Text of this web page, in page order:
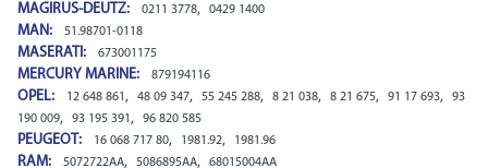
MAGIRUS-DEUTZ: 0211 3778, 0429 1400
MAN: 51.98701-0118
MASERATI: 673001175
MERCURY MARINE: 879194116
OPEL: 12 648 861 , 48 09 347, 55 245 288, 8 21 038, 8 21 675, 91 17 693,
93
190 009, 93 195 391 , 96 820 585
PEUGEOT: 16 068 717 80, 1981.92, 1981.96
RAM: 5072722AA, 5086895AA, 68015004AA